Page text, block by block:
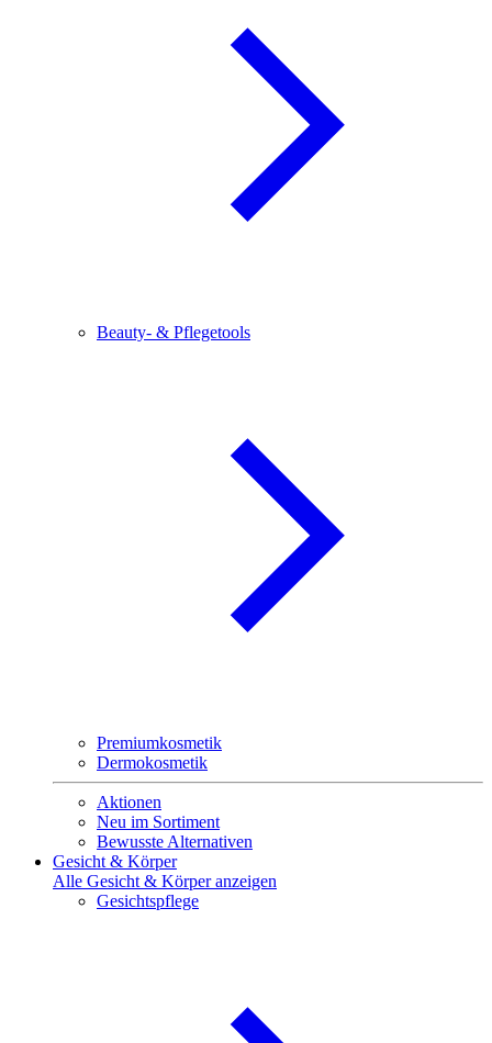
Beauty- & Pflegetools
Premiumkosmetik
Dermokosmetik
Aktionen
Neu im Sortiment
Bewusste Alternativen
Gesicht & Körper
Alle Gesicht & Körper anzeigen
Gesichtspflege